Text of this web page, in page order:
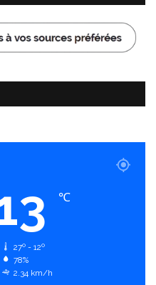
℃
27º - 12º
78%
2.34 km/h